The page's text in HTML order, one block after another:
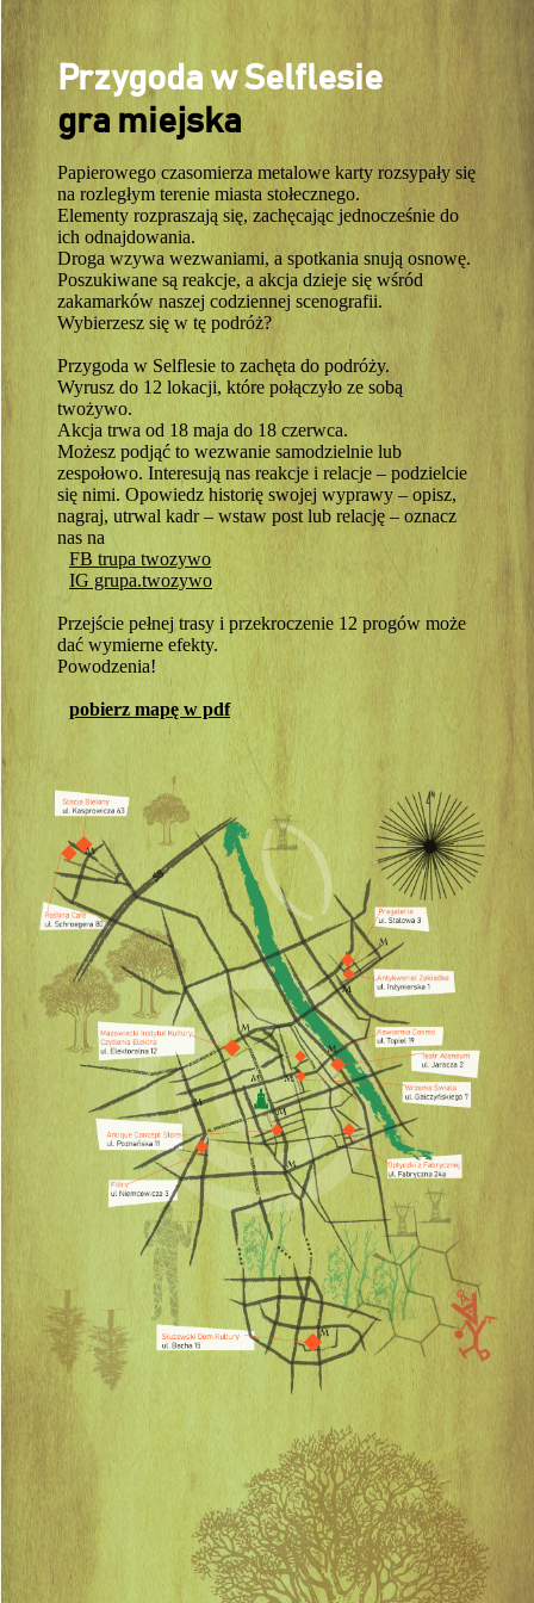
Przygoda w Selflesie
gra miejska
Papierowego czasomierza metalowe karty rozsypały się
na rozległym terenie miasta stołecznego.
Elementy rozpraszają się, zachęcając jednocześnie do
ich odnajdowania.
Droga wzywa wezwaniami, a spotkania snują osnowę.
Poszukiwane są reakcje, a akcja dzieje się wśród
zakamarków naszej codziennej scenografii.
Wybierzesz się w tę podróż?
Przygoda w Selflesie to zachęta do podróży.
Wyrusz do 12 lokacji, które połączyło ze sobą
twożywo.
Akcja trwa od 18 maja do 18 czerwca.
Możesz podjąć to wezwanie samodzielnie lub
zespołowo. Interesują nas reakcje i relacje – podzielcie
się nimi. Opowiedz historię swojej wyprawy – opisz,
nagraj, utrwal kadr – wstaw post lub relację – oznacz
nas na
FB trupa twozywo
IG grupa.twozywo
Przejście pełnej trasy i przekroczenie 12 progów może
dać wymierne efekty.
Powodzenia!
pobierz mapę w pdf